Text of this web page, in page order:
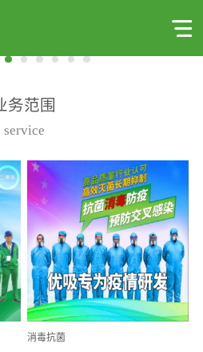
务范围
service
消毒抗菌